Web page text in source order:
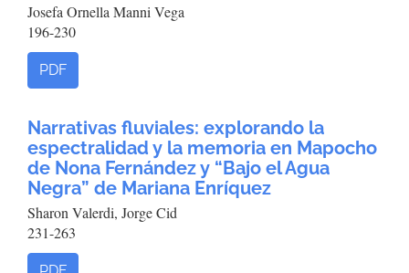
Josefa Ornella Manni Vega
196-230
PDF
Narrativas fluviales: explorando la
espectralidad y la memoria en Mapocho
de Nona Fernández y “Bajo el Agua
Negra” de Mariana Enríquez
Sharon Valerdi, Jorge Cid
231-263